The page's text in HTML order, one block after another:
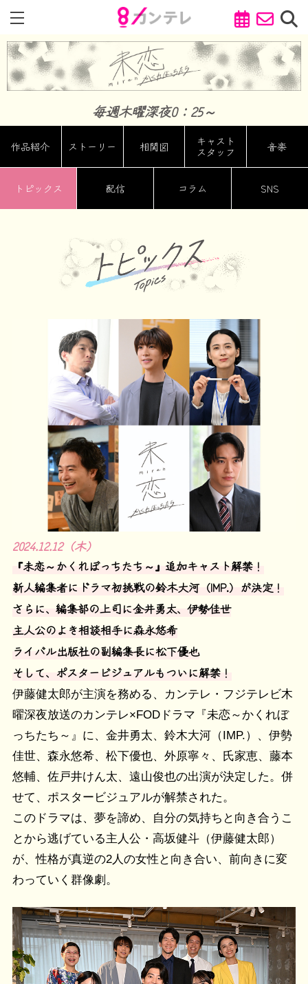
毎週木曜深夜0：25～
作品紹介 ストーリー 相関図
キャスト
スタッフ
音楽
トピックス 配信 コラム SNS
2024.12.12（木）
『未恋～かくれぼっちたち～』追加キャスト解禁！
新人編集者にドラマ初挑戦の鈴木大河（IMP.）が決定！
さらに、編集部の上司に金井勇太、伊勢佳世
主人公のよき相談相手に森永悠希
ライバル出版社の副編集長に松下優也
そして、ポスタービジュアルもついに解禁！
伊藤健太郎が主演を務める、カンテレ・フジテレビ木
曜深夜放送のカンテレ×FODドラマ『未恋～かくれぼ
っちたち～』に、金井勇太、鈴木大河（IMP.）、伊勢
佳世、森永悠希、松下優也、外原寧々、氏家恵、藤本
悠輔、佐戸井けん太、遠山俊也の出演が決定した。併
せて、ポスタービジュアルが解禁された。
このドラマは、夢を諦め、自分の気持ちと向き合うこ
とから逃げている主人公・高坂健斗（伊藤健太郎）
が、性格が真逆の2人の女性と向き合い、前向きに変
わっていく群像劇。